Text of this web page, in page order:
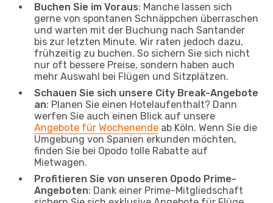
Buchen Sie im Voraus: Manche lassen sich
gerne von spontanen Schnäppchen überraschen
und warten mit der Buchung nach Santander
bis zur letzten Minute. Wir raten jedoch dazu,
frühzeitig zu buchen. So sichern Sie sich nicht
nur oft bessere Preise, sondern haben auch
mehr Auswahl bei Flügen und Sitzplätzen.
Schauen Sie sich unsere City Break-Angebote
an: Planen Sie einen Hotelaufenthalt? Dann
werfen Sie auch einen Blick auf unsere
Angebote für Wochenende ab Köln. Wenn Sie die
Umgebung von Spanien erkunden möchten,
finden Sie bei Opodo tolle Rabatte auf
Mietwagen.
Profitieren Sie von unseren Opodo Prime-
Angeboten: Dank einer Prime-Mitgliedschaft